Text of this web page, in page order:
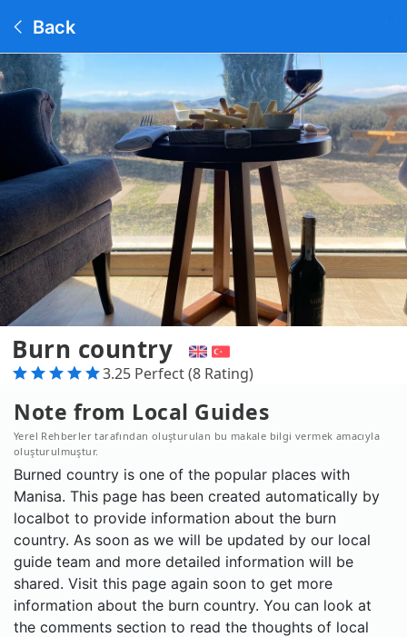
Back
Burn country
3.25 Perfect (8 Rating)
Note from Local Guides
Yerel Rehberler tarafından oluşturulan bu makale bilgi vermek amacıyla
oluşturulmuştur.
Burned country is one of the popular places with
Manisa. This page has been created automatically by
localbot to provide information about the burn
country. As soon as we will be updated by our local
guide team and more detailed information will be
shared. Visit this page again soon to get more
information about the burn country. You can look at
the comments section to read the thoughts of local